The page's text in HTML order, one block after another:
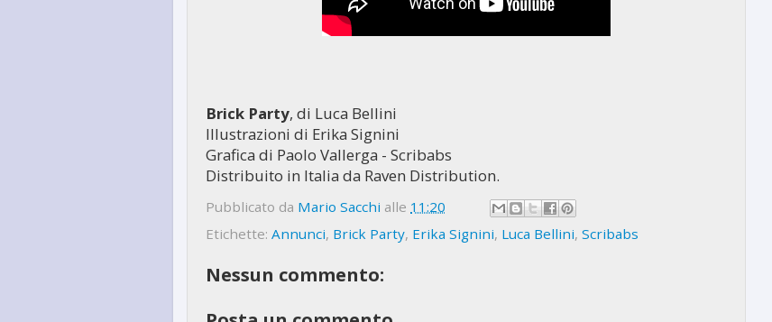
Brick Party, di Luca Bellini
Illustrazioni di Erika Signini
Grafica di Paolo Vallerga - Scribabs
Distribuito in Italia da Raven Distribution.
Pubblicato da Mario Sacchi alle 11:20
Etichette: Annunci, Brick Party, Erika Signini, Luca Bellini, Scribabs
Nessun commento: